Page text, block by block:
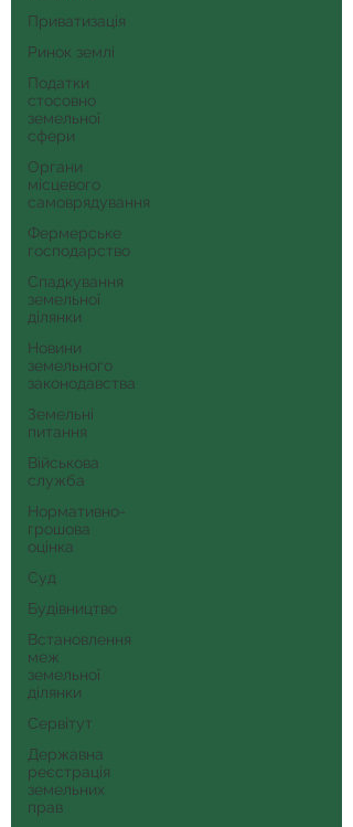
Приватизація
Ринок землі
Податки
стосовно
земельної
сфери
Органи
місцевого
самоврядування
Фермерське
господарство
Спадкування
земельної
ділянки
Новини
земельного
законодавства
Земельні
питання
Військова
служба
Нормативно-
грошова
оцінка
Суд
Будівництво
Встановлення
меж
земельної
ділянки
Сервітут
Державна
реєстрація
земельних
прав